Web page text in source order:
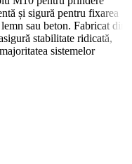
și sigură pentru fixarea
sau beton. Fabricat din
stabilitate ridicată,
sistemelor